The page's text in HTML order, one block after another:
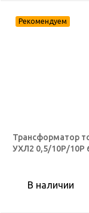
Трансформатор
УХЛ2 0,5/10Р/10Р
В наличии